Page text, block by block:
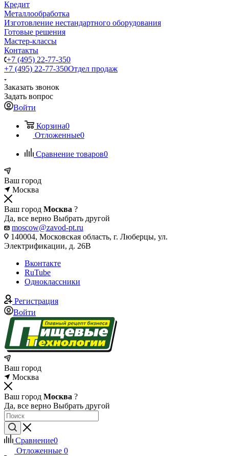
Кредит
Металлообработка
Изготовление нестандартного оборудования
Готовые решения
Мастер-классы
Контакты
+7 (495) 22-77-350
+7 (495) 22-77-350Отдел продаж
Заказать звонок
Задать вопрос
Войти
Корзина0
Отложенные0
Сравнение товаров0
Ваш город
Москва
Ваш город Москва ?
Да, все верно Выбрать другой
moscow@zavod-pt.ru
140004, Московская область, г. Люберцы, ул.
Электрификации, д. 26В
Вконтакте
RuTube
Одноклассники
Регистрация
Войти
Ваш город
Москва
Ваш город Москва ?
Да, все верно Выбрать другой
Сравнение0
Отложенные 0